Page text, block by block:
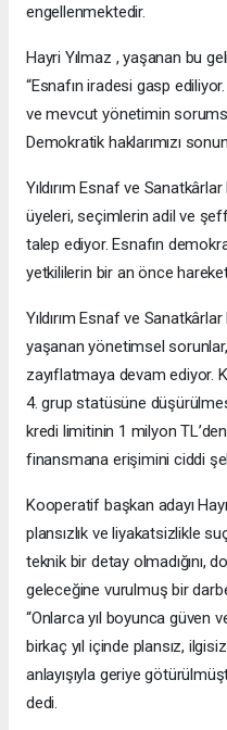
engellenmektedir.
Hayri Yılmaz , yaşanan bu
“Esnafın iradesi gasp
ve mevcut yönetimin
Demokratik haklarımızı
Yıldırım Esnaf ve
üyeleri, seçimlerin adil ve
talep ediyor. Esnafın
yetkililerin bir an önce
Yıldırım Esnaf ve
yaşanan yönetimsel
zayıflatmaya devam ediyor.
4. grup statüsüne
kredi limitinin 1 milyon
finansmana erişimini ciddi
Kooperatif başkan adayı
plansızlık ve liyakatsizlikle
teknik bir detay olmadığını,
geleceğine vurulmuş bir
“Onlarca yıl boyunca güven
birkaç yıl içinde plansız,
anlayışıyla geriye
dedi.